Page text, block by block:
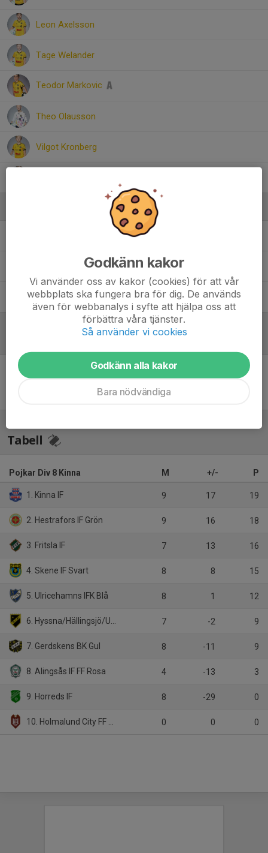
Leon Axelsson
Tage Welander
Teodor Markovic
Theo Olausson
Vilgot Kronberg
Ass- tränare
Christian OlaussonResurstränare
David LängströmHuvudansvarig tränare
Inget referat skrivet
Tabell
Pojkar Div 8 Kinna M +/- P
1. Kinna IF 9 17 19
2. Hestrafors IF Grön 9 16 18
3. Fritsla IF 7 13 16
4. Skene IF Svart 8 8 15
5. Ulricehamns IFK Blå 8 1 12
6. Hyssna/Hällingsjö/Ubbhult 7 -2 9
7. Gerdskens BK Gul 8 -11 9
8. Alingsås IF FF Rosa 4 -13 3
9. Horreds IF 8 -29 0
10. Holmalund City FF Röd 0 0 0
Godkänn kakor
Vi använder oss av kakor (cookies) för att vår
webbplats ska fungera bra för dig. De används
även för webbanalys i syfte att hjälpa oss att
förbättra våra tjänster.
Så använder vi cookies
Godkänn alla kakor
Bara nödvändiga